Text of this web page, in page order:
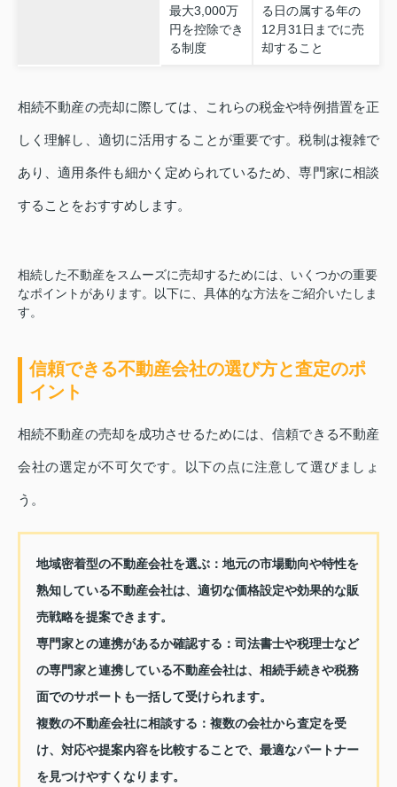
最大3,000万
円を控除でき
る制度
る日の属する年の
12月31日までに売
却すること
相続不動産の売却に際しては、これらの税金や特例措置を正
しく理解し、適切に活用することが重要です。税制は複雑で
あり、適用条件も細かく定められているため、専門家に相談
することをおすすめします。
相続した不動産をスムーズに売却するためには、いくつかの重要
なポイントがあります。以下に、具体的な方法をご紹介いたしま
す。
信頼できる不動産会社の選び方と査定のポ
イント
相続不動産の売却を成功させるためには、信頼できる不動産
会社の選定が不可欠です。以下の点に注意して選びましょ
う。
地域密着型の不動産会社を選ぶ：地元の市場動向や特性を
熟知している不動産会社は、適切な価格設定や効果的な販
売戦略を提案できます。
専門家との連携があるか確認する ：司法書士や税理士など
の専門家と連携している不動産会社は、相続手続きや税務
面でのサポートも一括して受けられます。
複数の不動産会社に相談する ：複数の会社から査定を受
け、対応や提案内容を比較することで、最適なパートナー
を見つけやすくなります。